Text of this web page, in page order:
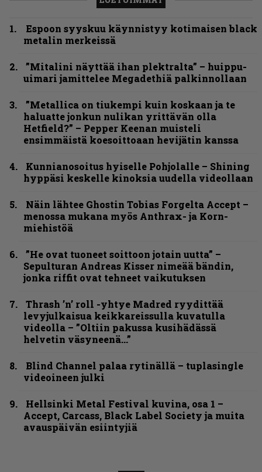
Espoon syyskuu käynnistyy kotimaisen black
metalin merkeissä
”Mitalini näyttää ihan plektralta” – huippu-
uimari jamittelee Megadethiä palkinnollaan
”Metallica on tiukempi kuin koskaan ja te
haluatte jonkun nulikan yrittävän olla
Hetfield?” – Pepper Keenan muisteli
ensimmäistä koesoittoaan hevijätin kanssa
Kunnianosoitus hyiselle Pohjolalle – Shining
hyppäsi keskelle kinoksia uudella videollaan
Näin lähtee Ghostin Tobias Forgelta Accept –
menossa mukana myös Anthrax- ja Korn-
miehistöä
”He ovat tuoneet soittoon jotain uutta” –
Sepulturan Andreas Kisser nimeää bändin,
jonka riffit ovat tehneet vaikutuksen
Thrash ’n’ roll -yhtye Madred ryydittää
levyjulkaisua keikkareissulla kuvatulla
videolla – ”Oltiin pakussa kusihädässä
helvetin väsyneenä…”
Blind Channel palaa rytinällä – tuplasingle
videoineen julki
Hellsinki Metal Festival kuvina, osa 1 –
Accept, Carcass, Black Label Society ja muita
avauspäivän esiintyjiä